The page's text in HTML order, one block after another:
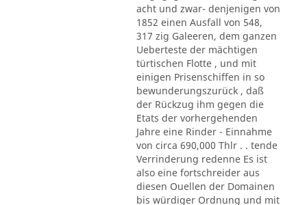
acht und zwar- denjenigen von
1852 einen Ausfall von 548,
317 zig Galeeren, dem ganzen
Ueberteste der mächtigen
türtischen Flotte , und mit
einigen Prisenschiffen in so
bewunderungszurück , daß
der Rückzug ihm gegen die
Etats der vorhergehenden
Jahre eine Rinder - Einnahme
von circa 690,000 Thlr . . tende
Verrinderung redenne Es ist
also eine fortschreider aus
diesen Ouellen der Domainen
bis würdiger Ordnung und mit